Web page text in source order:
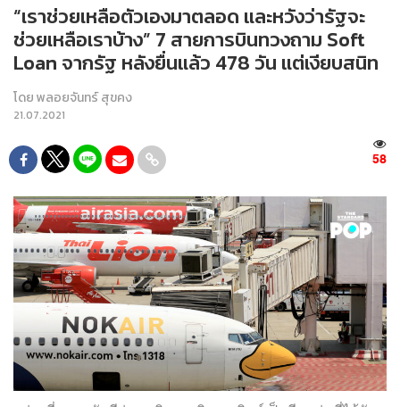
“เราช่วยเหลือตัวเองมาตลอด และหวังว่ารัฐจะ
ช่วยเหลือเราบ้าง” 7 สายการบินทวงถาม Soft
Loan จากรัฐ หลังยื่นแล้ว 478 วัน แต่เงียบสนิท
โดยพลอยจันทร์ สุขคง
21.07.2021
58